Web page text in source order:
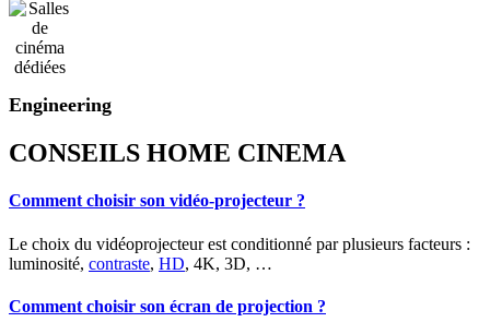
Engineering
CONSEILS HOME CINEMA
Comment choisir son vidéo-projecteur ?
Le choix du vidéoprojecteur est conditionné par plusieurs facteurs :
luminosité, contraste, HD, 4K, 3D, …
Comment choisir son écran de projection ?